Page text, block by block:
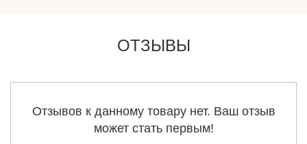
ОТЗЫВЫ
Отзывов к данному товару нет. Ваш отзыв
может стать первым!